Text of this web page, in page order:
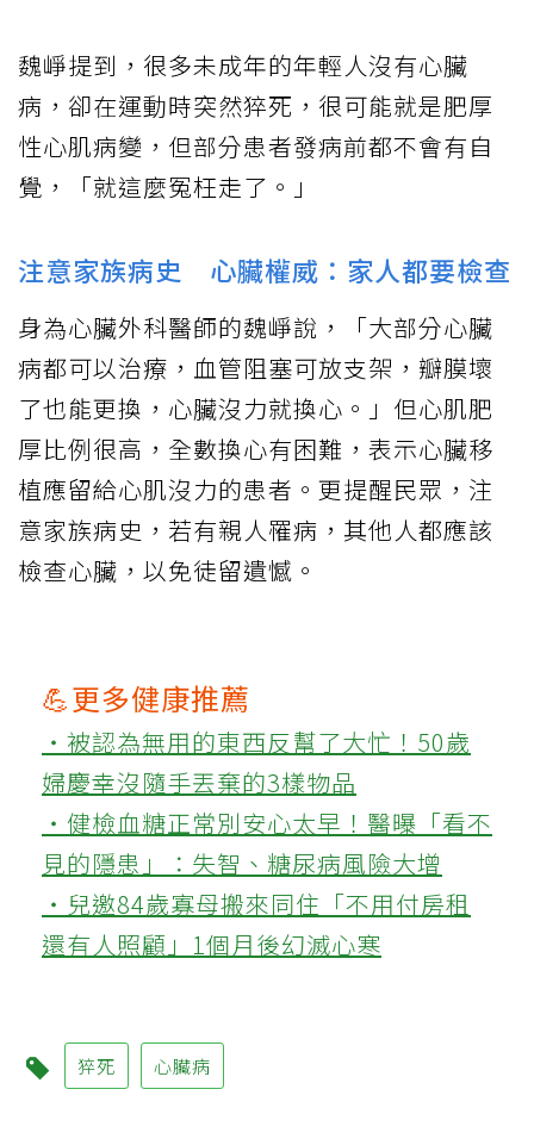
魏崢提到，很多未成年的年輕人沒有心臟
病，卻在運動時突然猝死，很可能就是肥厚
性心肌病變，但部分患者發病前都不會有自
覺，「就這麼冤枉走了。」
注意家族病史 心臟權威：家人都要檢查
身為心臟外科醫師的魏崢說，「大部分心臟
病都可以治療，血管阻塞可放支架，瓣膜壞
了也能更換，心臟沒力就換心。」但心肌肥
厚比例很高，全數換心有困難，表示心臟移
植應留給心肌沒力的患者。更提醒民眾，注
意家族病史，若有親人罹病，其他人都應該
檢查心臟，以免徒留遺憾。
💪更多健康推薦
‧被認為無用的東西反幫了大忙！50歲
婦慶幸沒隨手丟棄的3樣物品
‧健檢血糖正常別安心太早！醫曝「看不
見的隱患」：失智、糖尿病風險大增
‧兒邀84歲寡母搬來同住「不用付房租
還有人照顧」1個月後幻滅心寒
猝死 心臟病